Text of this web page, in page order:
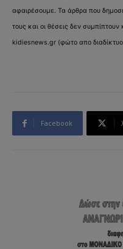
αφαιρέσουμε. Τα άρθρα που
τους και οι θέσεις δεν
kidiesnews.gr (φώτο απο
Facebook